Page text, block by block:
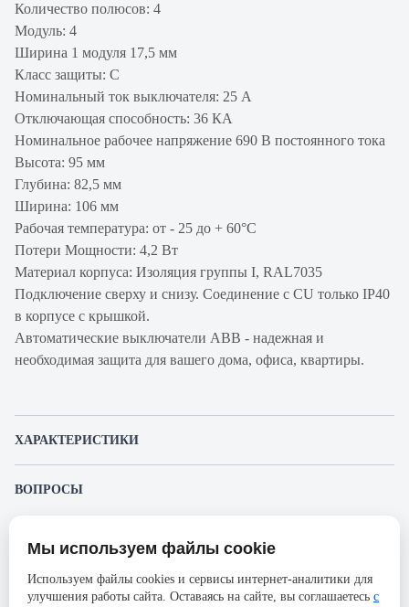
Количество полюсов: 4
Модуль: 4
Ширина 1 модуля 17,5 мм
Класс защиты: C
Номинальный ток выключателя: 25 А
Отключающая способность: 36 КА
Номинальное рабочее напряжение 690 В постоянного тока
Высота: 95 мм
Глубина: 82,5 мм
Ширина: 106 мм
Рабочая температура: от - 25 до + 60°С
Потери Мощности: 4,2 Вт
Материал корпуса: Изоляция группы I, RAL7035
Подключение сверху и снизу. Соединение с CU только IP40
в корпусе с крышкой.
Автоматические выключатели ABB - надежная и
необходимая защита для вашего дома, офиса, квартиры.
ХАРАКТЕРИСТИКИ
Производитель
Серия
S804N
ВОПРОСЫ
Пожалуйста, авторизуйтесь, чтобы иметь
Представленные изображения и характеристики могут отличаться от реального
без предварительного уведомления. Компания АйДистрибьют не несёт
ответственности в случае не соответствия текущей модели товаров фотографиям,
Мы используем файлы cookie
Используем файлы cookies и сервисы интернет-аналитики для
улучшения работы сайта. Оставаясь на сайте, вы соглашаетесь с